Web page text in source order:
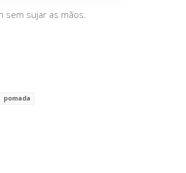
sem sujar as mãos.
pomada